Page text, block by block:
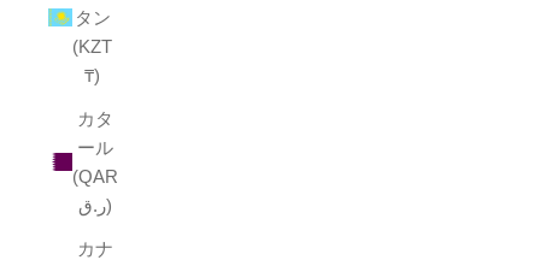
タン
(KZT
₸)
カタ
ール
(QAR
ر.ق)
カナ